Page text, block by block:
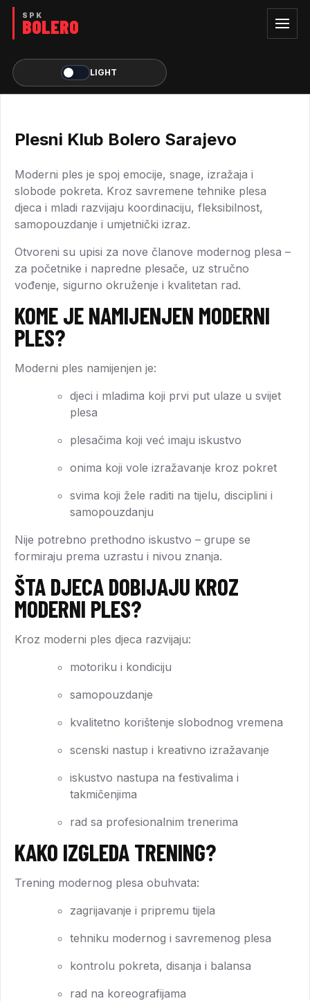
LIGHT
Plesni Klub Bolero Sarajevo
Moderni ples je spoj emocije, snage, izražaja i
slobode pokreta. Kroz savremene tehnike plesa
djeca i mladi razvijaju koordinaciju, fleksibilnost,
samopouzdanje i umjetnički izraz.
Otvoreni su upisi za nove članove modernog plesa –
za početnike i napredne plesače, uz stručno
vođenje, sigurno okruženje i kvalitetan rad.
KOME JE NAMIJENJEN MODERNI
PLES?
Moderni ples namijenjen je:
djeci i mladima koji prvi put ulaze u svijet
plesa
plesačima koji već imaju iskustvo
onima koji vole izražavanje kroz pokret
svima koji žele raditi na tijelu, disciplini i
samopouzdanju
Nije potrebno prethodno iskustvo – grupe se
formiraju prema uzrastu i nivou znanja.
ŠTA DJECA DOBIJAJU KROZ
MODERNI PLES?
Kroz moderni ples djeca razvijaju:
motoriku i kondiciju
samopouzdanje
kvalitetno korištenje slobodnog vremena
scenski nastup i kreativno izražavanje
iskustvo nastupa na festivalima i
takmičenjima
rad sa profesionalnim trenerima
KAKO IZGLEDA TRENING?
Trening modernog plesa obuhvata:
zagrijavanje i pripremu tijela
tehniku modernog i savremenog plesa
kontrolu pokreta, disanja i balansa
rad na koreografijama